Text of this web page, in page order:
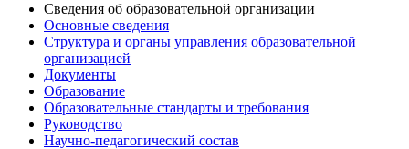
Сведения об образовательной организации
Основные сведения
Структура и органы управления образовательной
организацией
Документы
Образование
Образовательные стандарты и требования
Руководство
Научно-педагогический состав